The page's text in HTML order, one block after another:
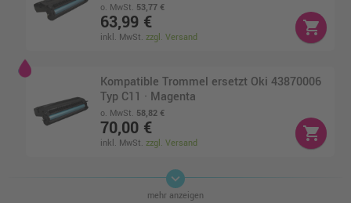
o. MwSt. 53,77 €
63,99 €
inkl. MwSt.zzgl. Versand
shopping_cart
Kompatible Trommel ersetzt Oki 43870006
Typ C11 · Magenta
o. MwSt. 58,82 €
70,00 €
inkl. MwSt.zzgl. Versand
shopping_cart
Kompatible Trommel ersetzt Oki 43870007
keyboard_arrow_down
mehr anzeigen